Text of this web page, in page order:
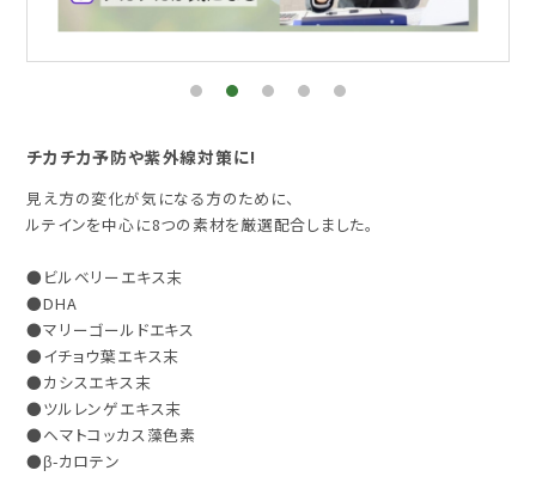
チカチカ予防や紫外線対策に!
見え方の変化が気になる方のために、
ルテインを中心に8つの素材を厳選配合しました。
●ビルベリーエキス末
●DHA
●マリーゴールドエキス
●イチョウ葉エキス末
●カシスエキス末
●ツルレンゲエキス末
●ヘマトコッカス藻色素
●β-カロテン